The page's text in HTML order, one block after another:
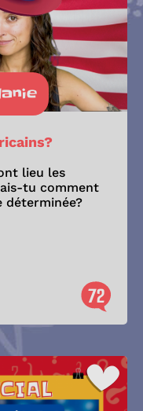
lieu les
tu comment
déterminée?
72